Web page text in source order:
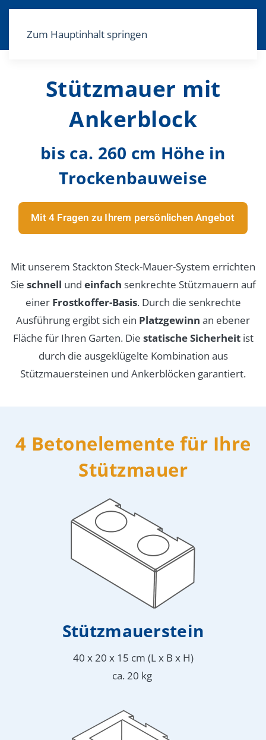
Zum Hauptinhalt springen
Stützmauer mit
Ankerblock
bis ca. 260 cm Höhe in
Trockenbauweise
Mit 4 Fragen zu Ihrem persönlichen Angebot
Mit unserem Stackton Steck-Mauer-System errichten
Sie schnell und einfach senkrechte Stützmauern auf
einer Frostkoffer-Basis. Durch die senkrechte
Ausführung ergibt sich ein Platzgewinn an ebener
Fläche für Ihren Garten. Die statische Sicherheitist
durch die ausgeklügelte Kombination aus
Stützmauersteinen und Ankerblöcken garantiert.
4 Betonelemente für Ihre
Stützmauer
Stütz­mauerstein
40 x 20 x 15 cm (L x B x H)
ca. 20 kg